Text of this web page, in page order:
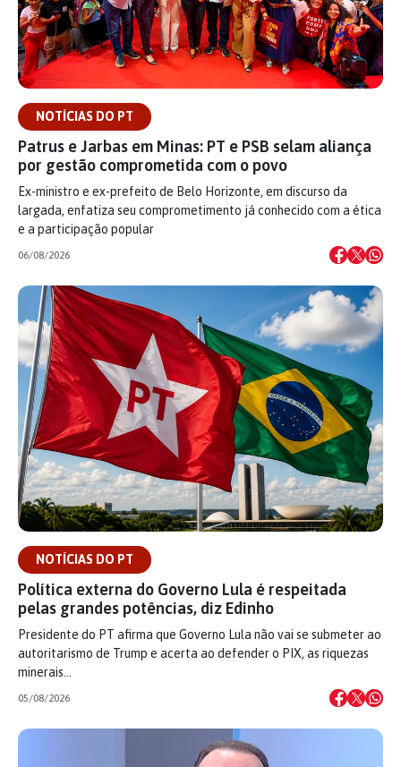
NOTÍCIAS DO PT
Patrus e Jarbas em Minas: PT e PSB selam aliança
por gestão comprometida com o povo
Ex-ministro e ex-prefeito de Belo Horizonte, em discurso da
largada, enfatiza seu comprometimento já conhecido com a ética
e a participação popular
06/08/2026
NOTÍCIAS DO PT
Política externa do Governo Lula é respeitada
pelas grandes potências, diz Edinho
Presidente do PT afirma que Governo Lula não vai se submeter ao
autoritarismo de Trump e acerta ao defender o PIX, as riquezas
minerais…
05/08/2026